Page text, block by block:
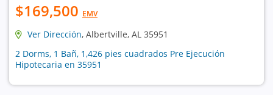
$169,500 EMV
Ver Dirección, Albertville, AL 35951
2 Dorms, 1 Bañ, 1,426 pies cuadrados Pre Ejecución
Hipotecaria en 35951